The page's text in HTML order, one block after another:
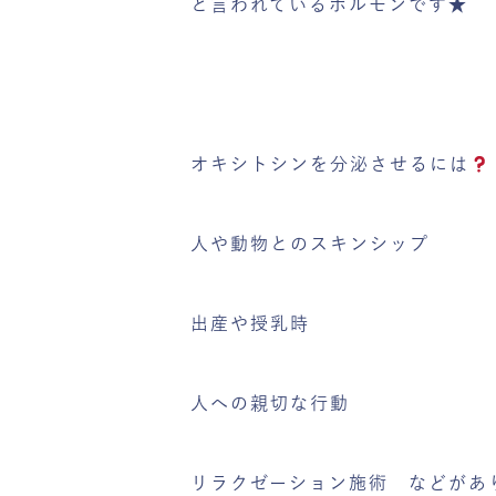
と言われているホルモンです★
オキシトシンを分泌させるには
人や動物とのスキンシップ
出産や授乳時
人への親切な行動
リラクゼーション施術 などが